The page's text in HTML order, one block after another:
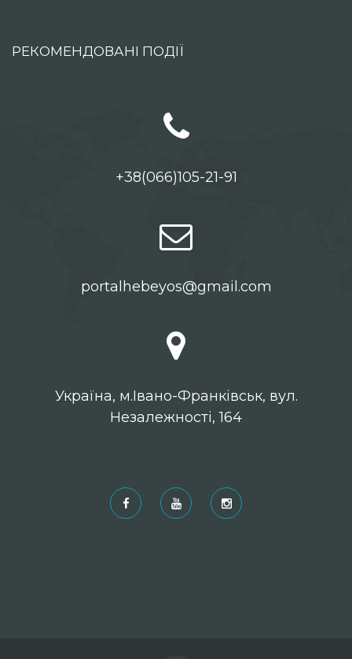
РЕКОМЕНДОВАНІ ПОДІЇ
+38(066)105-21-91
portalhebeyos@gmail.com
Українa, м.Івано-Франківськ, вул.
Незалежності, 164